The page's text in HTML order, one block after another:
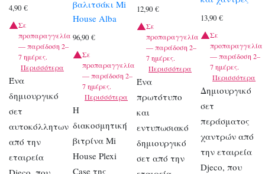
4,90 €
Σε
προπαραγγελία
— παράδοση 2–
7 ημέρες.
Περισσότερα
Ένα
δημιουργικό
σετ
αυτοκόλλητων
από την
εταιρεία
βαλιτσάκι Mi
House Alba
96,90€
Σε
προπαραγγελία
— παράδοση 2–
7 ημέρες.
Περισσότερα
Η
διακοσμητική
βιτρίνα Mi
House Plexi
Case της
12,90€
Σε
προπαραγγελία
— παράδοση 2–
7 ημέρες.
Περισσότερα
Ένα
πρωτότυπο
και
εντυπωσιακό
δημιουργικό
σετ από την
13,90€
Σε
προπαραγγελία
— παράδοση 2–
7 ημέρες.
Περισσότερα
Δημιουργικό
σετ
περάσματος
χαντρών από
την εταιρεία
Djeco, που